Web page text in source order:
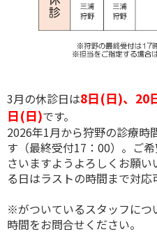
3月の休診日は8日(日)、20
日(日)です。
2026年1月から狩野の診療時
す（最終受付17：00）。ご
さいますようよろしくお願
る日はラストの時間まで対応
※がついているスタッフにつ
時間をお問合せください。